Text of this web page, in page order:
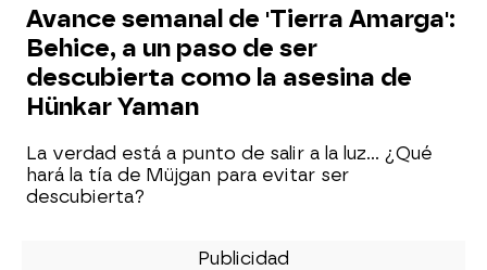
Avance semanal de 'Tierra Amarga':
Behice, a un paso de ser
descubierta como la asesina de
Hünkar Yaman
La verdad está a punto de salir a la luz... ¿Qué
hará la tía de Müjgan para evitar ser
descubierta?